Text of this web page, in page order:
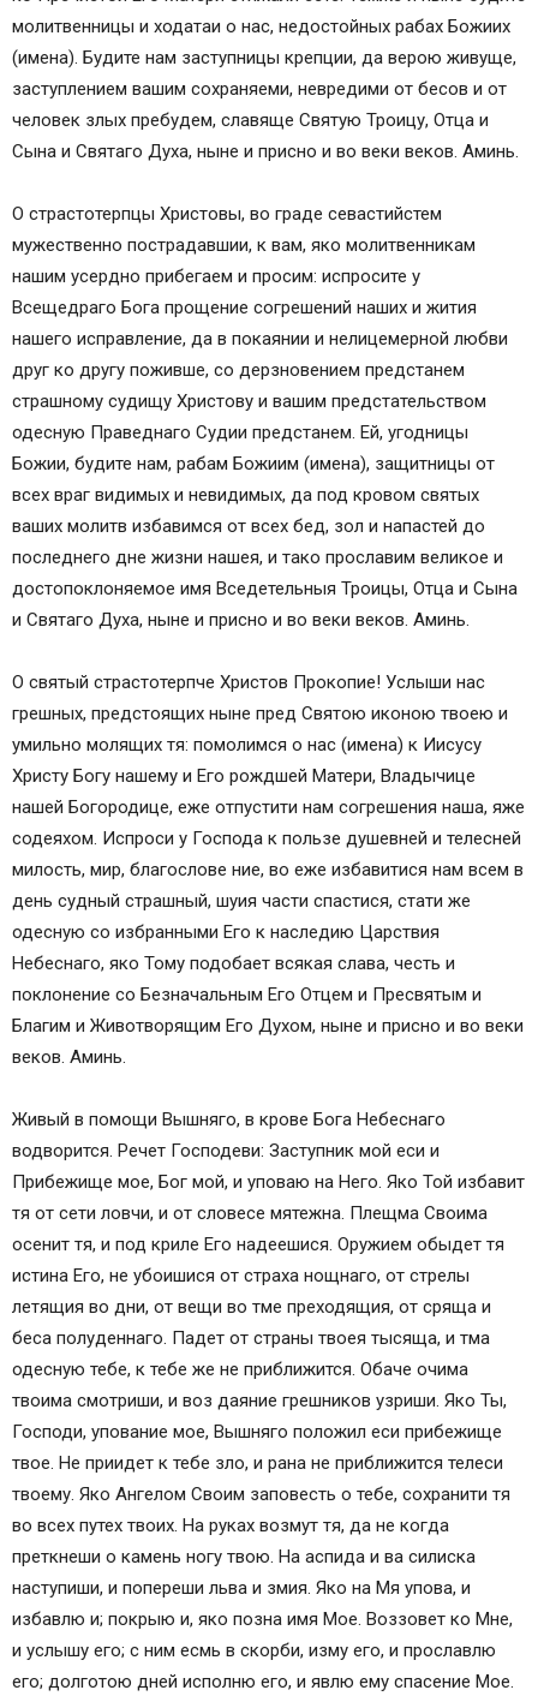
молитвенницы и ходатаи о нас, недостойных рабах Божиих
(имена). Будите нам заступницы крепции, да верою живуще,
заступлением вашим сохраняеми, невредими от бесов и от
человек злых пребудем, славяще Святую Троицу, Отца и
Сына и Святаго Духа, ныне и присно и во веки веков. Аминь.
О страстотерпцы Христовы, во граде севастийстем
мужественно пострадавшии, к вам, яко молитвенникам
нашим усердно прибегаем и просим: испросите у
Всещедраго Бога прощение согрешений наших и жития
нашего исправление, да в покаянии и нелицемерной любви
друг ко другу поживше, со дерзновением предстанем
страшному судищу Христову и вашим предстательством
одесную Праведнаго Судии предстанем. Ей, угодницы
Божии, будите нам, рабам Божиим (имена), защитницы от
всех враг видимых и невидимых, да под кровом святых
ваших молитв избавимся от всех бед, зол и напастей до
последнего дне жизни нашея, и тако прославим великое и
достопоклоняемое имя Вседетельныя Троицы, Отца и Сына
и Святаго Духа, ныне и присно и во веки веков. Аминь.
О святый страстотерпче Христов Прокопие! Услыши нас
грешных, предстоящих ныне пред Святою иконою твоею и
умильно молящих тя: помолимся о нас (имена) к Иисусу
Христу Богу нашему и Его рождшей Матери, Владычице
нашей Богородице, еже отпустити нам согрешения наша, яже
содеяхом. Испроси у Господа к пользе душевней и телесней
милость, мир, благослове ние, во еже избавитися нам всем в
день судный страшный, шуия части спастися, стати же
одесную со избранными Его к наследию Царствия
Небеснаго, яко Тому подобает всякая слава, честь и
поклонение со Безначальным Его Отцем и Пресвятым и
Благим и Животворящим Его Духом, ныне и присно и во веки
веков. Аминь.
Живый в помощи Вышняго, в крове Бога Небеснаго
водворится. Речет Господеви: Заступник мой еси и
Прибежище мое, Бог мой, и уповаю на Него. Яко Той избавит
тя от сети ловчи, и от словесе мятежна. Плещма Своима
осенит тя, и под криле Его надеешися. Оружием обыдет тя
истина Его, не убоишися от страха нощнаго, от стрелы
летящия во дни, от вещи во тме преходящия, от сряща и
беса полуденнаго. Падет от страны твоея тысяща, и тма
одесную тебе, к тебе же не приближится. Обаче очима
твоима смотриши, и воз даяние грешников узриши. Яко Ты,
Господи, упование мое, Вышняго положил еси прибежище
твое. Не приидет к тебе зло, и рана не приближится телеси
твоему. Яко Ангелом Своим заповесть о тебе, сохранити тя
во всех путех твоих. На руках возмут тя, да не когда
преткнеши о камень ногу твою. На аспида и ва силиска
наступиши, и попереши льва и змия. Яко на Мя упова, и
избавлю и; покрыю и, яко позна имя Мое. Воззовет ко Мне,
и услышу его; с ним есмь в скорби, изму его, и прославлю
его; долготою дней исполню его, и явлю ему спасение Мое.